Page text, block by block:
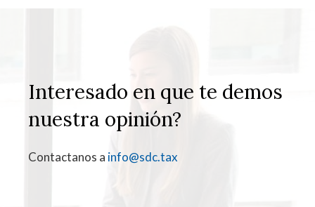
Interesado en que te demos
nuestra opinión?
Contactanos a info@sdc.tax